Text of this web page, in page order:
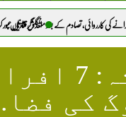
متعدد گرفتاریاں.
انگلش چینل عبور کرنے والی کشتی میں آگ، 173 تارکینِ وطن ریسکیو.
فیری
کی فضا.